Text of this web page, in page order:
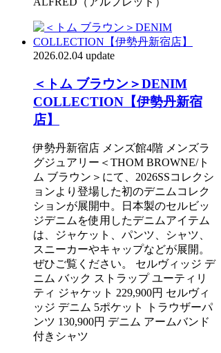
2026.02.04 update
＜トム ブラウン＞DENIM
COLLECTION【伊勢丹新宿
店】
伊勢丹新宿店 メンズ館4階 メンズラ
グジュアリー＜THOM BROWNE/ト
ム ブラウン＞にて、2026SSコレクシ
ョンより登場した初のデニムコレク
ションが展開中。日本製のセルビッ
ジデニムを使用したデニムアイテム
は、ジャケット、パンツ、シャツ、
スニーカーやキャップなどが展開。
ぜひご覧ください。 セルヴィッジ デ
ニム バック ストラップ ユーティリ
ティ ジャケット 229,900円 セルヴィ
ッジ デニム 5ポケット トラウザーパ
ンツ 130,900円 デニム アームバンド
付きシャツ